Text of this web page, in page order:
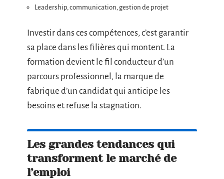
Leadership, communication, gestion de projet
Investir dans ces compétences, c’est garantir
sa place dans les filières qui montent. La
formation devient le fil conducteur d’un
parcours professionnel, la marque de
fabrique d’un candidat qui anticipe les
besoins et refuse la stagnation.
Les grandes tendances qui
transforment le marché de
l’emploi